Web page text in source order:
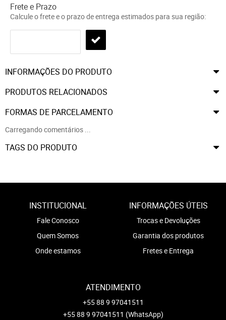
Frete e Prazo
Calcule o frete e o prazo de entrega estimados para sua região:
INFORMAÇÕES DO PRODUTO
PRODUTOS RELACIONADOS
FORMAS DE PARCELAMENTO
Carregando comentários ...
TAGS DO PRODUTO
INSTITUCIONAL
Fale Conosco
Quem Somos
Onde estamos
INFORMAÇÕES ÚTEIS
Trocas e Devoluções
Garantia dos produtos
Fretes e Entrega
ATENDIMENTO
+55 88 9 97041511
+55 88 9 97041511 (WhatsApp)